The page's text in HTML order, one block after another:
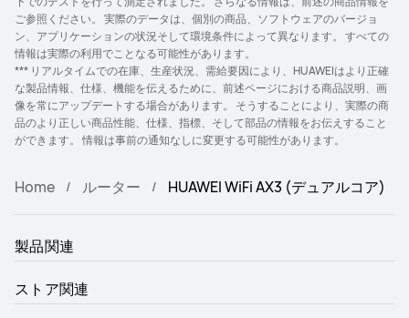
ご参照ください。 実際のデータは、個別の商品、ソフトウェアのバージョ
ン、アプリケーションの状況そして環境条件によって異なります。 すべての
情報は実際の利用でことなる可能性があります。
*** リアルタイムでの在庫、生産状況、需給要因により、HUAWEIはより正確
な製品情報、仕様、機能を伝えるために、前述ページにおける商品説明、画
像を常にアップデートする場合があります。 そうすることにより、実際の商
品のより正しい商品性能、仕様、指標、そして部品の情報をお伝えすること
ができます。 情報は事前の通知なしに変更する可能性があります。
Home ルーター HUAWEI WiFi AX3 (デュアルコア)
製品関連
ストア関連